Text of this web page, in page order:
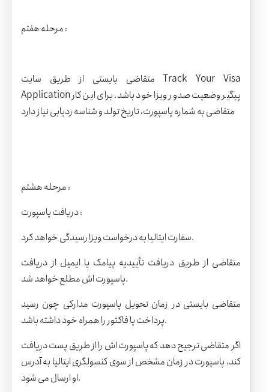
مرحله هفتم :
متقاضی بایستی از طریق سایت Track Your Visa
Application پیگیر وضعیت صدور ویزا خود باشد. برای این کار
متقاضی به شماره پاسپورت، تاریخ تولد و شناسه ردیابی نیاز دارد
مرحله هشتم :
دریافت پاسپورت :
سفارت ایتالیا به درخواست ویزا رسیدگی خواهد کرد.
متقاضی از طریق دریافت تأییدیه پیامک یا ایمیل از دریافت
پاسپورت اش مطلع خواهد شد.
متقاضی بایستی در زمان تحویل پاسپورت مدارکی چون رسید
پرداخت یا فاکتور را همراه خود داشته باشد.
اگر متقاضی ترجیح دهد که پاسپورت اش را از طریق پست دریافت
کند، پاسپورت در زمان مشخص از سوی کنسولگری ایتالیا به آدرس
او ارسال می شود.